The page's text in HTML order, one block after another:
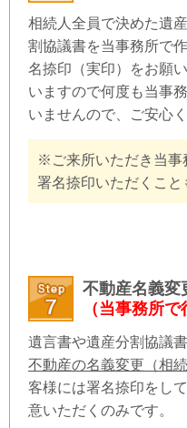
相続人全員で決めた遺
割協議書を当事務所で
名捺印（実印）をお願
いますので何度も当事
いませんので、ご安心く
※ご来所いただき当事
署名捺印いただくこと
不動産名義変
（当事務所で
遺言書や遺産分割協議
不動産の名義変更（相続
客様には署名捺印をし
意いただくのみです。